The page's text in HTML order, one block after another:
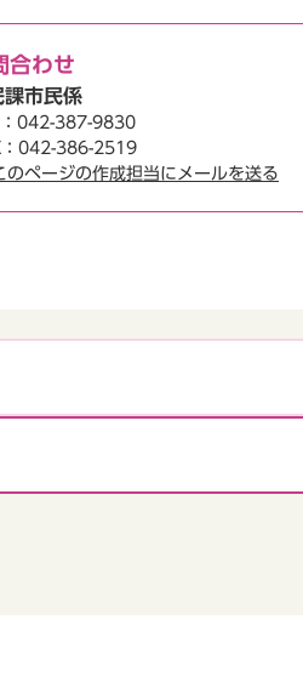
合わせ
課市民係
042-387-9830
：042-386-2519
のページの作成担当にメールを送る